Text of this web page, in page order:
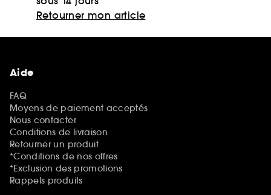
Retourner mon article
Aide
FAQ
Moyens de paiement acceptés
Nous contacter
Conditions de livraison
Retourner un produit
*Conditions de nos offres
*Exclusion des promotions
Rappels produits